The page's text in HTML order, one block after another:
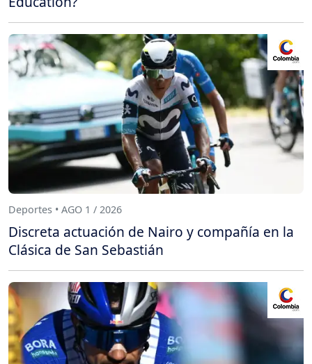
Deportes • AGO 1 / 2026
Discreta actuación de Nairo y compañía en la
Clásica de San Sebastián